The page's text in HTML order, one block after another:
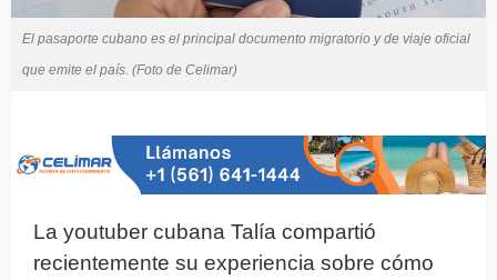
El pasaporte cubano es el principal documento migratorio y de viaje oficial
que emite el país. (Foto de Celimar)
La youtuber cubana Talía compartió
recientemente su experiencia sobre cómo